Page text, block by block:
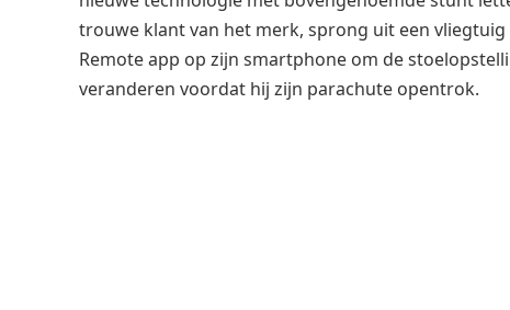
trouwe klant van het merk, sprong uit een
Remote app op zijn smartphone om de
veranderen voordat hij zijn parachute opentrok.